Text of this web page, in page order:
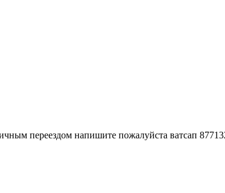
переездом напишите пожалуйста ватсап